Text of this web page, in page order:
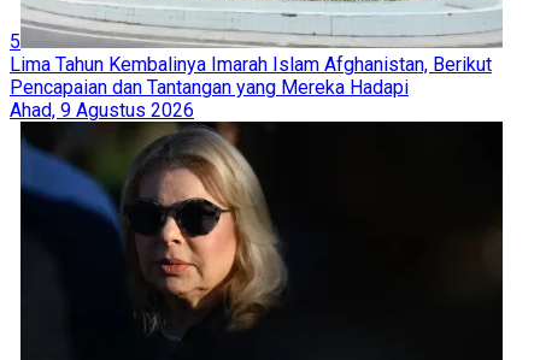
5
Lima Tahun Kembalinya Imarah Islam Afghanistan, Berikut
Pencapaian dan Tantangan yang Mereka Hadapi
Ahad, 9 Agustus 2026